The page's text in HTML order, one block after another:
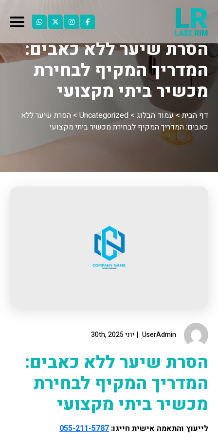
הסרת שיער ללא כאבים:
המדריך המקיף לבחירת
מכשיר ביתי מקצועי
דף הבית>עמוד הבלוג >
Uncategorized
> הסרת שיער ללא
כאבים: המדריך המקיף לבחירת מכשיר ביתי מקצועי
UserAdmin יוני 30th, 2025
הסרת שיער ללא כאבים:
המדריך המקיף לבחירת
מכשיר ביתי מקצועי
לייעוץ והתאמה אישית חייגו: 055-211-5787